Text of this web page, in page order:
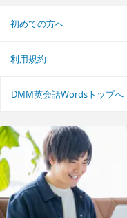
初めての方へ
利用規約
DMM英会話Wordsトップへ